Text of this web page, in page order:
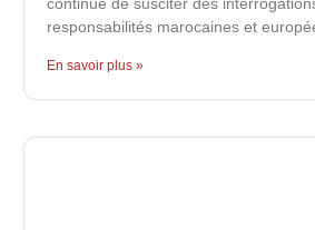
responsabilités marocaines et
En savoir plus »